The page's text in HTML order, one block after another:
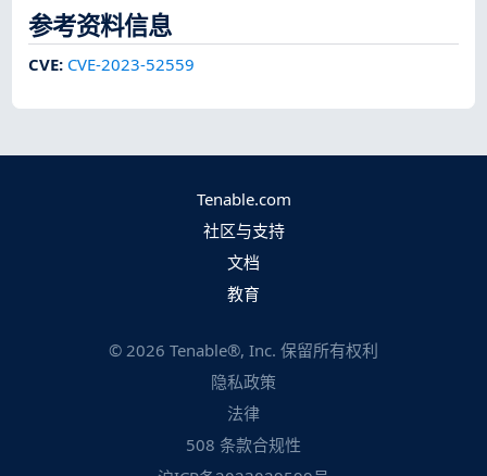
参考资料信息
CVE: CVE-2023-52559
Tenable.com
社区与支持
文档
教育
© 2026 Tenable®, Inc. 保留所有权利
隐私政策
法律
508 条款合规性